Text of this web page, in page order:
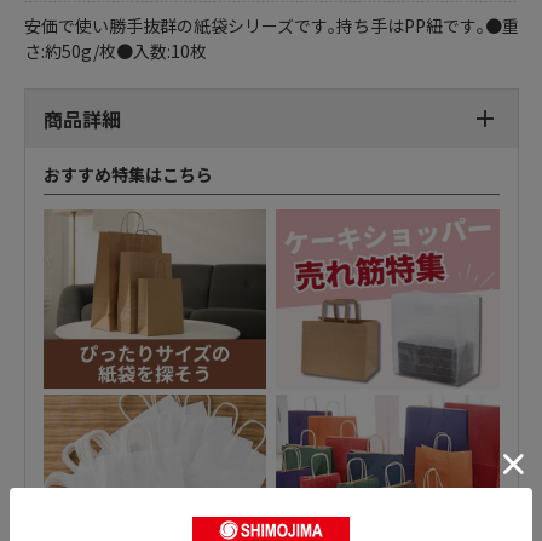
安価で使い勝手抜群の紙袋シリーズです｡持ち手はPP紐です｡●重
さ:約50g/枚●入数:10枚
商品詳細
おすすめ特集はこちら